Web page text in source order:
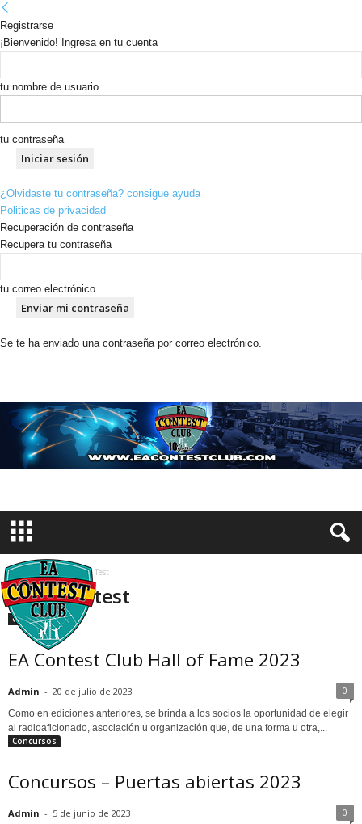
Registrarse
¡Bienvenido! Ingresa en tu cuenta
tu nombre de usuario
tu contraseña
¿Olvidaste tu contraseña? consigue ayuda
Politicas de privacidad
Recuperación de contraseña
Recupera tu contraseña
tu correo electrónico
Se te ha enviado una contraseña por correo electrónico.
Inicio Etiquetas Test
Etiqueta: test
Comunicados
EA Contest Club Hall of Fame 2023
Admin - 20 de julio de 2023 0
Como en ediciones anteriores, se brinda a los socios la oportunidad de elegir
al radioaficionado, asociación u organización que, de una forma u otra,...
Concursos
Concursos – Puertas abiertas 2023
Admin - 5 de junio de 2023 0